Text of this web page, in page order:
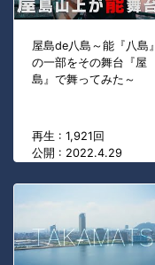
屋島de八島～能『八島』
の一部をその舞台『屋
島』で舞ってみた～
再生 : 1,921回
公開 : 2022.4.29